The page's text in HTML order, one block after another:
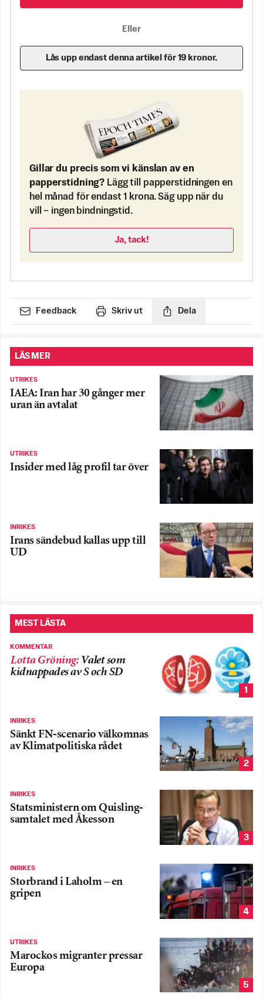
Eller
Lås upp endast denna artikel för 19 kronor.
Gillar du precis som vi känslan av en
papperstidning? Lägg till papperstidningen en
hel månad för endast 1 krona. Säg upp när du
vill – ingen bindningstid.
Ja, tack!
Feedback Skriv ut Dela
LÄS MER
UTRIKES
IAEA: Iran har 30 gånger mer
uran än avtalat
UTRIKES
Insider med låg profil tar över
INRIKES
Irans sändebud kallas upp till
UD
MEST LÄSTA
KOMMENTAR
Lotta Gröning: Valet som
kidnappades av S och SD
1
INRIKES
Sänkt FN-scenario välkomnas
av Klimatpolitiska rådet
2
INRIKES
Statsministern om Quisling-
samtalet med Åkesson
3
INRIKES
Storbrand i Laholm – en
gripen
4
UTRIKES
Marockos migranter pressar
Europa
5